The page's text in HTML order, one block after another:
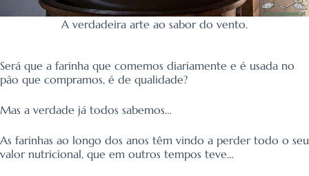
A verdadeira arte ao sabor do vento.
Será que a farinha que comemos diariamente e é usada no
pão que compramos, é de qualidade?
Mas a verdade já todos sabemos…
As farinhas ao longo dos anos têm vindo a perder todo o seu
valor nutricional, que em outros tempos teve…